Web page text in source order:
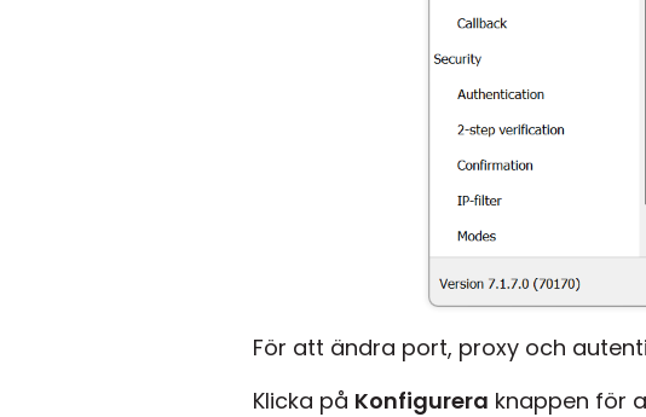
För att ändra port, proxy och
Klicka på Konfigurera knappen för